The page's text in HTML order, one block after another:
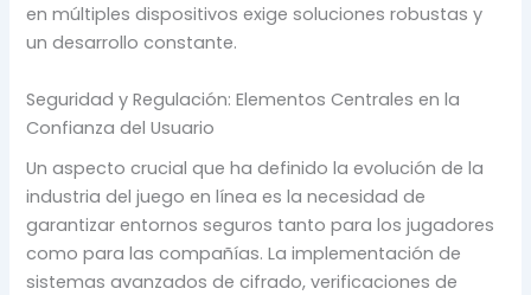
en múltiples dispositivos exige soluciones robustas y
un desarrollo constante.
Seguridad y Regulación: Elementos Centrales en la
Confianza del Usuario
Un aspecto crucial que ha definido la evolución de la
industria del juego en línea es la necesidad de
garantizar entornos seguros tanto para los jugadores
como para las compañías. La implementación de
sistemas avanzados de cifrado, verificaciones de